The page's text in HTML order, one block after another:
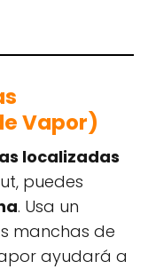
Vapor)
localizadas
puedes
. Usa un
manchas de
ayudará a